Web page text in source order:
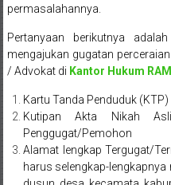
Kebumen,
Tasikmalaya,
Purwodadi,
Wonogiri,
Pacitan,
Palembang,
permasalahannya.
Pertanyaan berikutnya
mengajukan gugatan
/ Advokat di Kantor Hukum
Kartu Tanda Penduduk
Kutipan Akta Nikah
Penggugat/Pemohon
Alamat lengkap Tergugat/
harus selengkap-